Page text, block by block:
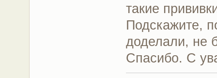
такие
Подскажите,
доделали, не
Спасибо. С